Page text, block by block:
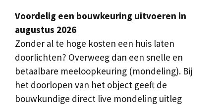
Voordelig een bouwkeuring uitvoeren in
augustus 2026
Zonder al te hoge kosten een huis laten
doorlichten? Overweeg dan een snelle en
betaalbare meeloopkeuring (mondeling). Bij
het doorlopen van het object geeft de
bouwkundige direct live mondeling uitleg